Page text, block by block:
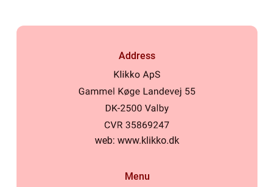
Address
web: www.klikko.dk
Menu